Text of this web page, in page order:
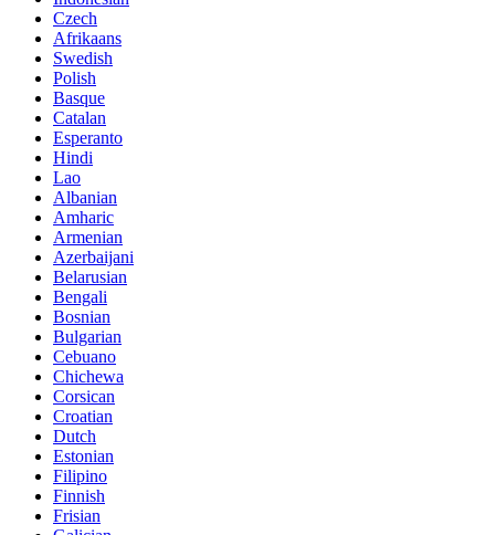
Czech
Afrikaans
Swedish
Polish
Basque
Catalan
Esperanto
Hindi
Lao
Albanian
Amharic
Armenian
Azerbaijani
Belarusian
Bengali
Bosnian
Bulgarian
Cebuano
Chichewa
Corsican
Croatian
Dutch
Estonian
Filipino
Finnish
Frisian